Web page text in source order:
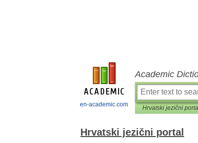
en-academic.com
Academic
Hrvatski jezični
Hrvatski jezični portal